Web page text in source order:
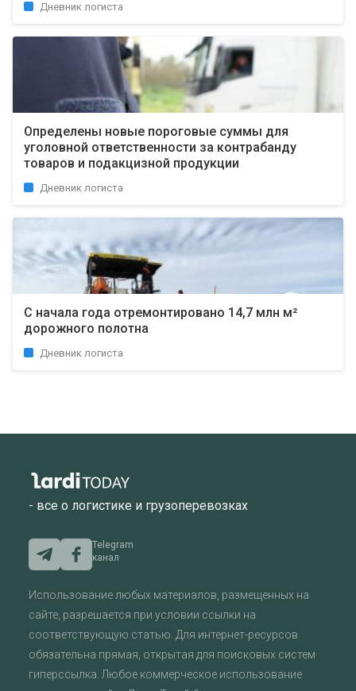
Дневник логиста
Определены новые пороговые суммы для
уголовной ответственности за контрабанду
товаров и подакцизной продукции
Дневник логиста
С начала года отремонтировано 14,7 млн ​​м²
дорожного полотна
Дневник логиста
- все о логистике и грузоперевозках
Telegram
канал
Использование любых материалов, размещенных на
сайте, разрешается при условии ссылки на
соответствующую статью. Для интернет-ресурсов
обязательна прямая, открытая для поисковых систем
гиперссылка. Любое коммерческое использование